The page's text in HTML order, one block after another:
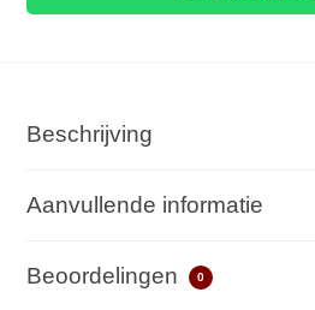
Beschrijving
Aanvullende informatie
Beoordelingen 0